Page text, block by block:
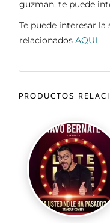
guzman, te puede
Te puede interesar
relacionados AQUI
PRODUCTOS